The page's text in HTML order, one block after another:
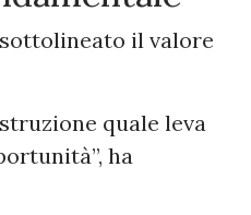
sottolineato il valore
quale leva
ha